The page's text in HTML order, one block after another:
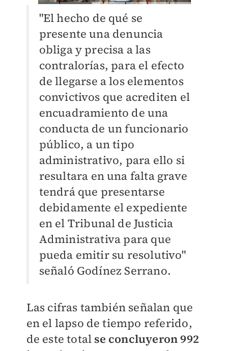
"El hecho de qué se
presente una denuncia
obliga y precisa a las
contralorías, para el efecto
de llegarse a los elementos
convictivos que acrediten el
encuadramiento de una
conducta de un funcionario
público, a un tipo
administrativo, para ello si
resultara en una falta grave
tendrá que presentarse
debidamente el expediente
en el Tribunal de Justicia
Administrativa para que
pueda emitir su resolutivo"
señaló Godínez Serrano.
Las cifras también señalan que
en el lapso de tiempo referido,
de este total se concluyeron 992